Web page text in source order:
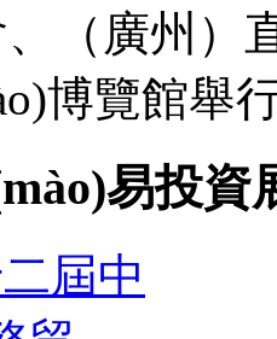
、（廣
博覽館舉
易投資